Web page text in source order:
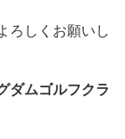
ろしくお願いし
ダムゴルフクラ